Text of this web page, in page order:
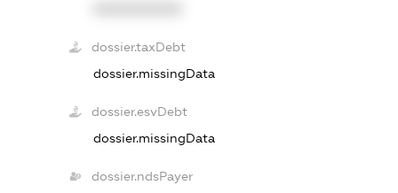
dossier.taxDebt
dossier.missingData
dossier.esvDebt
dossier.missingData
dossier.ndsPayer